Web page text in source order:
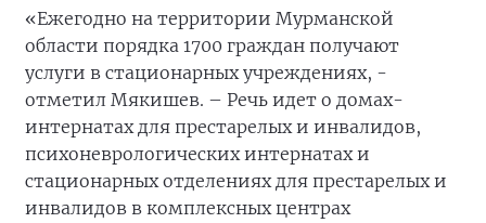
«Ежегодно на территории Мурманской
области порядка 1700 граждан получают
услуги в стационарных учреждениях, -
отметил Мякишев. – Речь идет о домах-
интернатах для престарелых и инвалидов,
психоневрологических интернатах и
стационарных отделениях для престарелых и
инвалидов в комплексных центрах